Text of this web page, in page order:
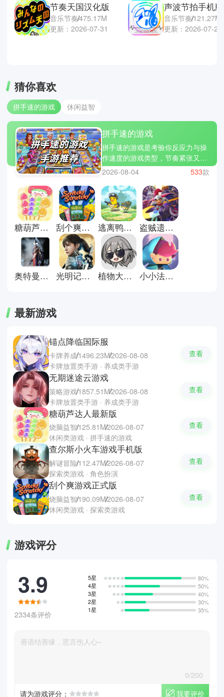
节奏天国汉化版
音乐节奏475.17M
更新：2026-07-31
声波节拍手机版
音乐节奏121.27M
更新：2026-07-24
猜你喜欢
拼手速的游戏 休闲益智
拼手速的游戏
拼手速的游戏是考验你反应力与操
作速度的游戏类型，节奏紧张又充
满刺激。在不断点击与操作中，玩
家需要快速做出判断，稍有迟疑就
可能错失高分。像节奏大师、别踩
白块儿和钢琴块2这样的经典作
品，就很好地展现了手速与反应的
极限挑战。如果你也想挑战自己的
反应极限，不妨到本站下载体验，
看看你的手速究竟有多快。
2026-08-04 533款
糖葫芦达人最新版 刮个爽游戏正式版 逃离鸭科夫正版 盗贼遗产2汉化版
奥特曼格斗进化重生直装版 光明记忆无限手游 植物大战僵尸星铁版 小小法师小游戏
最新游戏
锚点降临国际服
卡牌养成1496.23M2026-08-08
卡牌放置类手游 · 养成类手游
查看
无期迷途云游戏
策略游戏1857.51M2026-08-08
卡牌放置类手游 · 养成类手游
查看
糖葫芦达人最新版
烧脑益智125.81M2026-08-07
休闲类游戏 · 拼手速的游戏
查看
查尔斯小火车游戏手机版
解谜冒险112.47M2026-08-07
探索类游戏 · 角色扮演
查看
刮个爽游戏正式版
烧脑益智190.09M2026-08-07
休闲类游戏 · 探索类游戏
查看
游戏评分
3.9
2334条评价
5星
80%
4星
50%
3星
40%
2星
30%
1星
35%
0/200
请为游戏评分：
我要评价